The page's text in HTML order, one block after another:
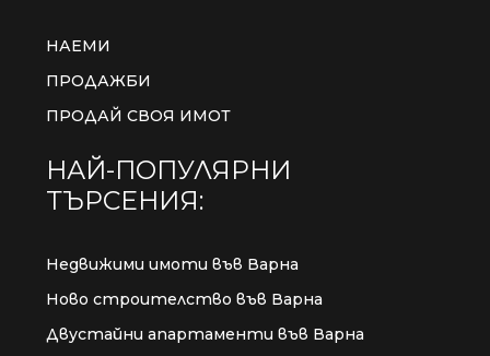
НАЕМИ
ПРОДАЖБИ
ПРОДАЙ СВОЯ ИМОТ
НАЙ-ПОПУЛЯРНИ
ТЪРСЕНИЯ:
Недвижими имоти във Варна
Ново строителство във Варна
Двустайни апартаменти във Варна